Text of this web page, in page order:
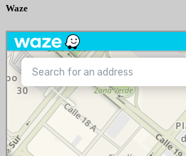
Waze